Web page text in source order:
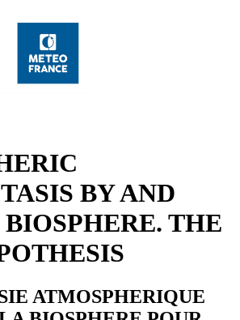
BY AND
THE
ATMOSPHERIQUE